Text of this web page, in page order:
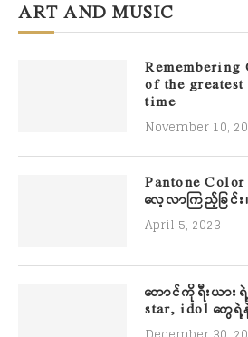
ART AND MUSIC
Remembering
of the
time
November 10,
Pantone
လေ့လာကြည့်ခြင်း
April 5, 2023
တောင်ကိုရီးယား
star, idol တွေ